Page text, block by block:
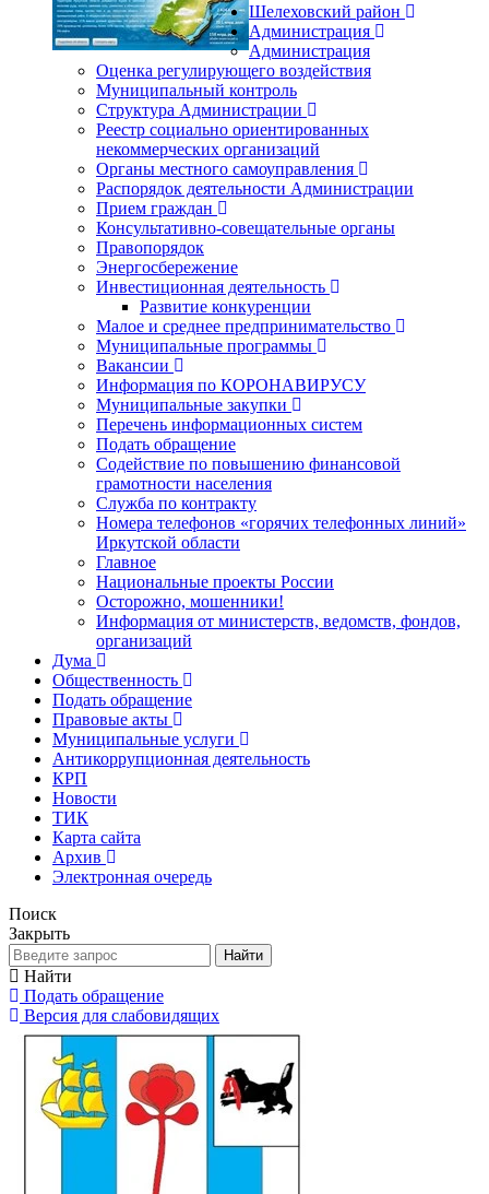
Шелеховский район
Администрация
Администрация
Оценка регулирующего воздействия
Муниципальный контроль
Структура Администрации
Реестр социально ориентированных
некоммерческих организаций
Органы местного самоуправления
Распорядок деятельности Администрации
Прием граждан
Консультативно-совещательные органы
Правопорядок
Энергосбережение
Инвестиционная деятельность
Развитие конкуренции
Малое и среднее предпринимательство
Муниципальные программы
Вакансии
Информация по КОРОНАВИРУСУ
Муниципальные закупки
Перечень информационных систем
Подать обращение
Содействие по повышению финансовой
грамотности населения
Служба по контракту
Номера телефонов «горячих телефонных линий»
Иркутской области
Главное
Национальные проекты России
Осторожно, мошенники!
Информация от министерств, ведомств, фондов,
организаций
Дума
Общественность
Подать обращение
Правовые акты
Муниципальные услуги
Антикоррупционная деятельность
КРП
Новости
ТИК
Карта сайта
Архив
Электронная очередь
Поиск
Закрыть
Найти
Найти
Подать обращение
Версия для слабовидящих